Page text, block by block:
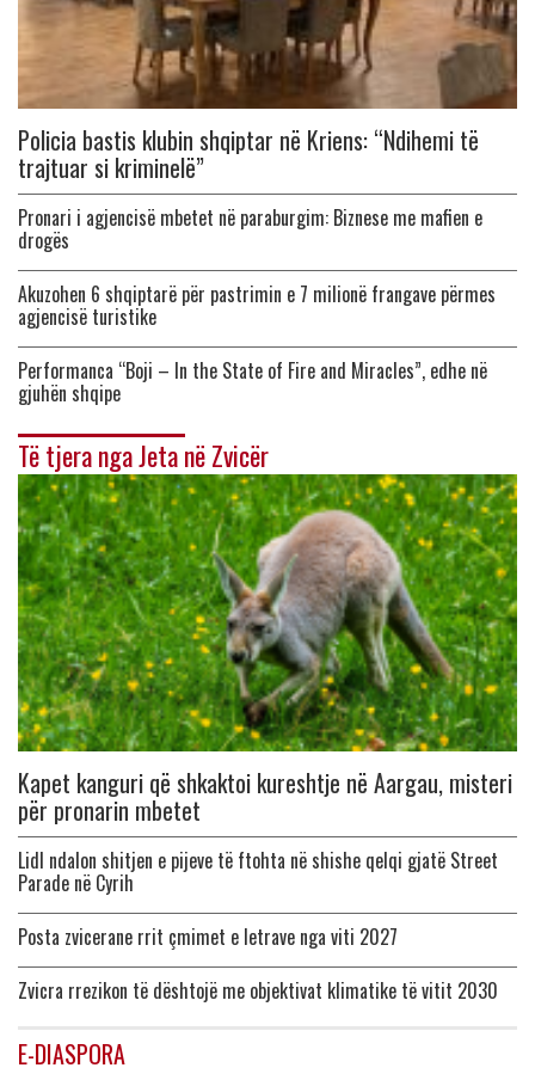
Policia bastis klubin shqiptar në Kriens: “Ndihemi të
trajtuar si kriminelë”
Pronari i agjencisë mbetet në paraburgim: Biznese me mafien e
drogës
Akuzohen 6 shqiptarë për pastrimin e 7 milionë frangave përmes
agjencisë turistike
Performanca “Boji – In the State of Fire and Miracles”, edhe në
gjuhën shqipe
Të tjera nga Jeta në Zvicër
Kapet kanguri që shkaktoi kureshtje në Aargau, misteri
për pronarin mbetet
Lidl ndalon shitjen e pijeve të ftohta në shishe qelqi gjatë Street
Parade në Cyrih
Posta zvicerane rrit çmimet e letrave nga viti 2027
Zvicra rrezikon të dështojë me objektivat klimatike të vitit 2030
E-DIASPORA